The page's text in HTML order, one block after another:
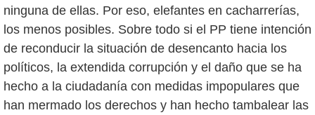
ninguna de ellas. Por eso, elefantes en cacharrerías,
los menos posibles. Sobre todo si el PP tiene intención
de reconducir la situación de desencanto hacia los
políticos, la extendida corrupción y el daño que se ha
hecho a la ciudadanía con medidas impopulares que
han mermado los derechos y han hecho tambalear las